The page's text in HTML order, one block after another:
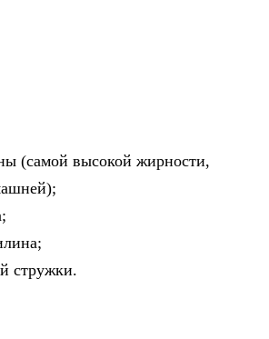
(самой высокой жирности,
стружки.